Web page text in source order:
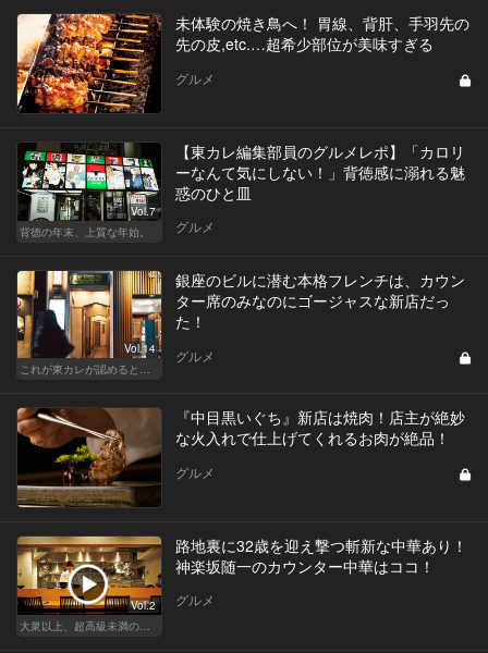
未体験の焼き鳥へ！ 胃線、背肝、手羽先の
先の皮,etc.…超希少部位が美味すぎる
グルメ
Vol.7
背徳の年末、上質な年始。
【東カレ編集部員のグルメレポ】「カロリ
ーなんて気にしない！」背徳感に溺れる魅
惑のひと皿
グルメ
Vol.14
銀座のビルに潜む本格フレンチは、カウン
ター席のみなのにゴージャスな新店だっ
た！
グルメ
『中目黒いぐち』新店は焼肉！店主が絶妙
な火入れで仕上げてくれるお肉が絶品！
グルメ
Vol.2
路地裏に32歳を迎え撃つ斬新な中華あり！
神楽坂随一のカウンター中華はココ！
グルメ